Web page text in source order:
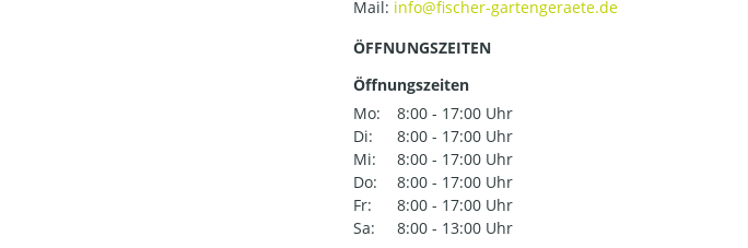
Mail:
ÖFFNUNGSZEITEN
Öffnungszeiten
Mo:
8:00 - 17:00 Uhr
Di:
8:00 - 17:00 Uhr
Mi:
8:00 - 17:00 Uhr
Do:
8:00 - 17:00 Uhr
Fr:
8:00 - 17:00 Uhr
Sa:
8:00 - 13:00 Uhr